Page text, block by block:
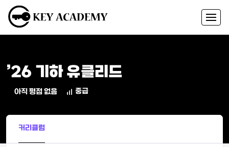
’26 기하 유클리드
아직 평점 없음 중급
커리큘럼